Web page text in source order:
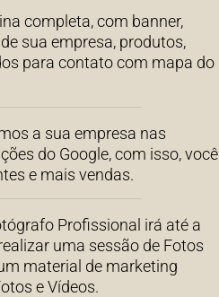
completa, com banner,
sua empresa, produtos,
para contato com mapa do
a sua empresa nas
do Google, com isso, você
e mais vendas.
Profissional irá até a
uma sessão de Fotos
material de marketing
e Vídeos.